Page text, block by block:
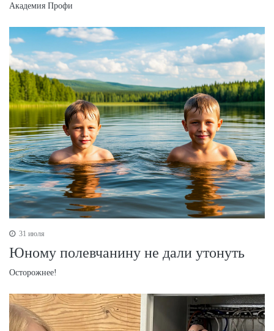
Академия Профи
31 июля
Юному полевчанину не дали утонуть
Осторожнее!